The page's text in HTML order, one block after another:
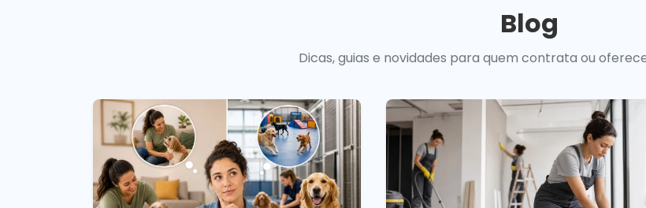
Blog
Dicas, guias e novidades para quem contrata ou